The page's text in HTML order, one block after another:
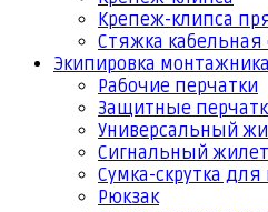
Крепеж-клипса
Стяжка кабельная
Экипировка
Рабочие перчатки
Защитные
Универсальный
Сигнальный жилет
Сумка-скрутка
Рюкзак